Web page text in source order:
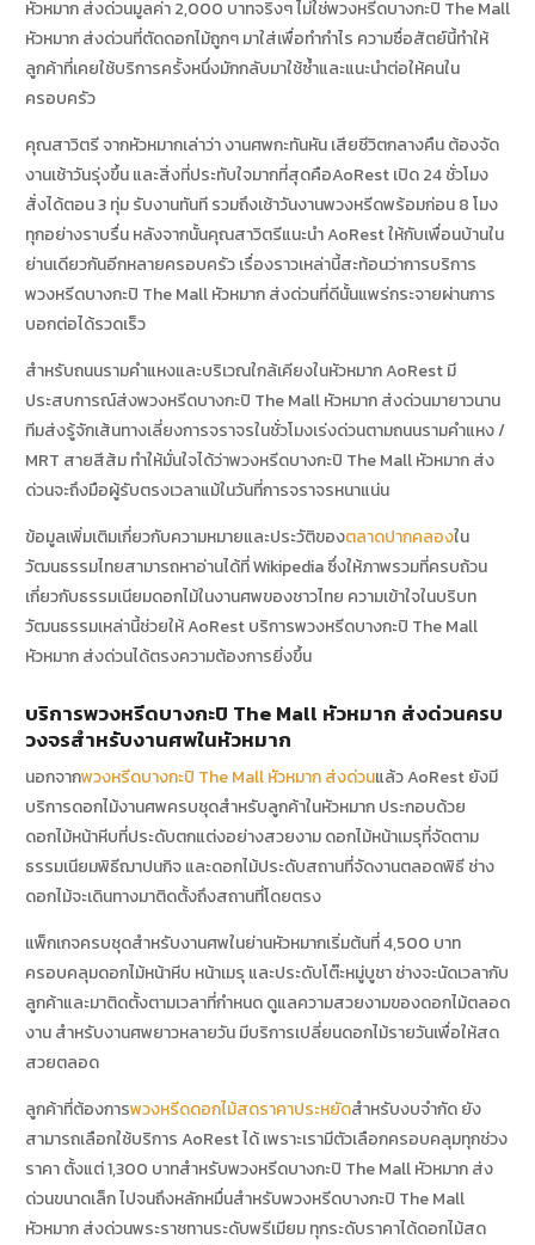
หัวหมาก ส่งด่วนมูลค่า 2,000 บาทจริงๆ ไม่ใช่พวงหรีดบางกะปิ The Mall
หัวหมาก ส่งด่วนที่ตัดดอกไม้ถูกๆ มาใส่เพื่อทำกำไร ความซื่อสัตย์นี้ทำให้
ลูกค้าที่เคยใช้บริการครั้งหนึ่งมักกลับมาใช้ซ้ำและแนะนำต่อให้คนใน
ครอบครัว
คุณสาวิตรี จากหัวหมากเล่าว่า งานศพกะทันหัน เสียชีวิตกลางคืน ต้องจัด
งานเช้าวันรุ่งขึ้น และสิ่งที่ประทับใจมากที่สุดคือAoRest เปิด 24 ชั่วโมง
สั่งได้ตอน 3 ทุ่ม รับงานทันที รวมถึงเช้าวันงานพวงหรีดพร้อมก่อน 8 โมง
ทุกอย่างราบรื่น หลังจากนั้นคุณสาวิตรีแนะนำ AoRest ให้กับเพื่อนบ้านใน
ย่านเดียวกันอีกหลายครอบครัว เรื่องราวเหล่านี้สะท้อนว่าการบริการ
พวงหรีดบางกะปิ The Mall หัวหมาก ส่งด่วนที่ดีนั้นแพร่กระจายผ่านการ
บอกต่อได้รวดเร็ว
สำหรับถนนรามคำแหงและบริเวณใกล้เคียงในหัวหมาก AoRest มี
ประสบการณ์ส่งพวงหรีดบางกะปิ The Mall หัวหมาก ส่งด่วนมายาวนาน
ทีมส่งรู้จักเส้นทางเลี่ยงการจราจรในชั่วโมงเร่งด่วนตามถนนรามคำแหง /
MRT สายสีส้ม ทำให้มั่นใจได้ว่าพวงหรีดบางกะปิ The Mall หัวหมาก ส่ง
ด่วนจะถึงมือผู้รับตรงเวลาแม้ในวันที่การจราจรหนาแน่น
ข้อมูลเพิ่มเติมเกี่ยวกับความหมายและประวัติของตลาดปากคลองใน
วัฒนธรรมไทยสามารถหาอ่านได้ที่ Wikipedia ซึ่งให้ภาพรวมที่ครบถ้วน
เกี่ยวกับธรรมเนียมดอกไม้ในงานศพของชาวไทย ความเข้าใจในบริบท
วัฒนธรรมเหล่านี้ช่วยให้ AoRest บริการพวงหรีดบางกะปิ The Mall
หัวหมาก ส่งด่วนได้ตรงความต้องการยิ่งขึ้น
บริการพวงหรีดบางกะปิ The Mall หัวหมาก ส่งด่วนครบ
วงจรสำหรับงานศพในหัวหมาก
นอกจากพวงหรีดบางกะปิ The Mall หัวหมาก ส่งด่วนแล้ว AoRest ยังมี
บริการดอกไม้งานศพครบชุดสำหรับลูกค้าในหัวหมาก ประกอบด้วย
ดอกไม้หน้าหีบที่ประดับตกแต่งอย่างสวยงาม ดอกไม้หน้าเมรุที่จัดตาม
ธรรมเนียมพิธีฌาปนกิจ และดอกไม้ประดับสถานที่จัดงานตลอดพิธี ช่าง
ดอกไม้จะเดินทางมาติดตั้งถึงสถานที่โดยตรง
แพ็กเกจครบชุดสำหรับงานศพในย่านหัวหมากเริ่มต้นที่ 4,500 บาท
ครอบคลุมดอกไม้หน้าหีบ หน้าเมรุ และประดับโต๊ะหมู่บูชา ช่างจะนัดเวลากับ
ลูกค้าและมาติดตั้งตามเวลาที่กำหนด ดูแลความสวยงามของดอกไม้ตลอด
งาน สำหรับงานศพยาวหลายวัน มีบริการเปลี่ยนดอกไม้รายวันเพื่อให้สด
สวยตลอด
ลูกค้าที่ต้องการพวงหรีดดอกไม้สดราคาประหยัดสำหรับงบจำกัด ยัง
สามารถเลือกใช้บริการ AoRest ได้ เพราะเรามีตัวเลือกครอบคลุมทุกช่วง
ราคา ตั้งแต่ 1,300 บาทสำหรับพวงหรีดบางกะปิ The Mall หัวหมาก ส่ง
ด่วนขนาดเล็ก ไปจนถึงหลักหมื่นสำหรับพวงหรีดบางกะปิ The Mall
หัวหมาก ส่งด่วนพระราชทานระดับพรีเมียม ทุกระดับราคาได้ดอกไม้สด